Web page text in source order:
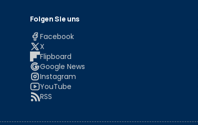
Folgen Sie uns
Facebook
X
Flipboard
Google News
Instagram
YouTube
RSS